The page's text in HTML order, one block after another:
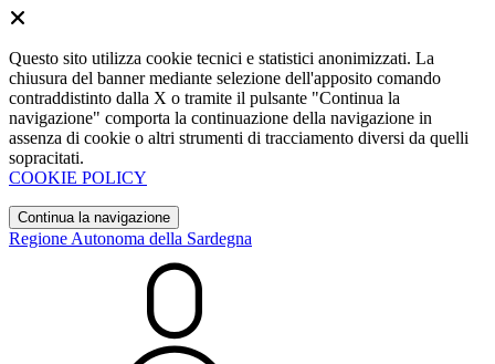
Questo sito utilizza cookie tecnici e statistici anonimizzati. La
chiusura del banner mediante selezione dell'apposito comando
contraddistinto dalla X o tramite il pulsante "Continua la
navigazione" comporta la continuazione della navigazione in
assenza di cookie o altri strumenti di tracciamento diversi da quelli
sopracitati.
COOKIE POLICY
Continua la navigazione
Regione Autonoma della Sardegna